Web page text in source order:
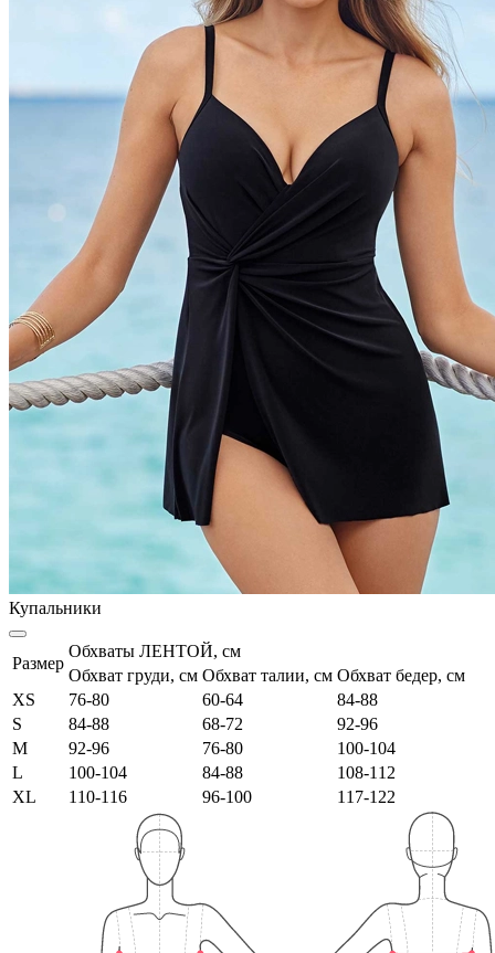
Купальники
Размер
Обхваты ЛЕНТОЙ, см
Обхват груди, см Обхват талии, см Обхват бедер, см
XS
76-80 60-64
84-88
S
84-88 68-72
92-96
M
92-96 76-80
100-104
L
100-104 84-88
108-112
XL
110-116 96-100 117-122